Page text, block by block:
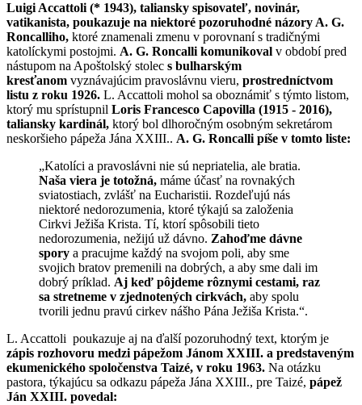
Luigi Accattoli (* 1943), taliansky spisovateľ, novinár,
vatikanista, poukazuje na niektoré pozoruhodné názory A. G.
Roncalliho, ktoré znamenali zmenu v porovnaní s tradičnými
katolíckymi postojmi. A. G. Roncalli komunikoval v období pred
nástupom na Apoštolský stolec s bulharským
kresťanom vyznávajúcim pravoslávnu vieru, prostredníctvom
listu z roku 1926. L. Accattoli mohol sa oboznámiť s týmto listom,
ktorý mu sprístupnil Loris Francesco Capovilla (1915 - 2016),
taliansky kardinál, ktorý bol dlhoročným osobným sekretárom
neskoršieho pápeža Jána XXIII.. A. G. Roncalli píše v tomto liste:
„Katolíci a pravoslávni nie sú nepriatelia, ale bratia.
Naša viera je totožná, máme účasť na rovnakých
sviatostiach, zvlášť na Eucharistii. Rozdeľujú nás
niektoré nedorozumenia, ktoré týkajú sa založenia
Cirkvi Ježiša Krista. Tí, ktorí spôsobili tieto
nedorozumenia, nežijú už dávno. Zahoďme dávne
spory a pracujme každý na svojom poli, aby sme
svojich bratov premenili na dobrých, a aby sme dali im
dobrý príklad. Aj keď pôjdeme rôznymi cestami, raz
sa stretneme v zjednotených cirkvách, aby spolu
tvorili jednu pravú cirkev nášho Pána Ježiša Krista.“.
L. Accattoli poukazuje aj na ďalší pozoruhodný text, ktorým je
zápis rozhovoru medzi pápežom Jánom XXIII. a predstaveným
ekumenického spoločenstva Taizé, v roku 1963. Na otázku
pastora, týkajúcu sa odkazu pápeža Jána XXIII., pre Taizé, pápež
Ján XXIII. povedal: